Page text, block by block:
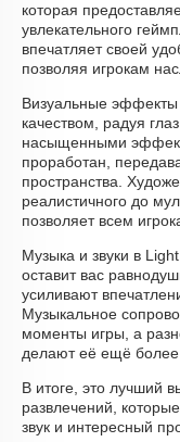
которая
увлекательного
впечатляет своей
позволяя игрокам
Визуальные эффекты
качеством, радуя
насыщенными
проработан,
пространства.
реалистичного до
позволяет всем
Музыка и звуки в
оставит вас
усиливают
Музыкальное
моменты игры, а
делают её ещё более
В итоге, это лучший
развлечений,
звук и интересный